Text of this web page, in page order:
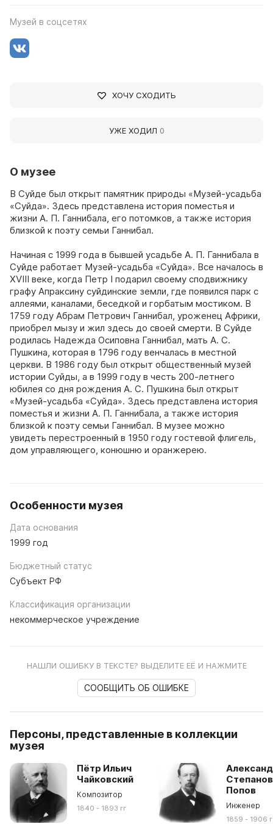
О музее
В Суйде был открыт памятник природы «Музей-усадьба
«Суйда». Здесь представлена история поместья и
жизни А. П. Ганнибала, его потомков, а также история
близкой к поэту семьи Ганнибал.
Начиная с 1999 года в бывшей усадьбе А. П. Ганнибала в
Суйде работает Музей-усадьба «Суйда». Все началось в
XVIII веке, когда Петр I подарил своему сподвижнику
графу Апраксину суйдинские земли, где появился парк с
аллеями, каналами, беседкой и горбатым мостиком. В
1759 году Абрам Петрович Ганнибал, уроженец Африки,
приобрел мызу и жил здесь до своей смерти. В Суйде
родилась Надежда Осиповна Ганнибал, мать А. С.
Пушкина, которая в 1796 году венчалась в местной
церкви. В 1986 году был открыт общественный музей
истории Суйды, а в 1999 году в честь 200-летнего
юбилея со дня рождения А. С. Пушкина был открыт
«Музей-усадьба «Суйда». Здесь представлена история
поместья и жизни А. П. Ганнибала, а также история
близкой к поэту семьи Ганнибал. В музее можно
увидеть перестроенный в 1950 году гостевой флигель,
дом управляющего, конюшню и оранжерею.
Особенности музея
Дата основания
1999 год
Бюджетный статус
Субъект РФ
Классификация организации
некоммерческое учреждение
НАШЛИ ОШИБКУ В ТЕКСТЕ? ВЫДЕЛИТЕ ЕЁ И НАЖМИТЕ
СООБЩИТЬ ОБ ОШИБКЕ
Персоны, представленные в коллекции
музея
Пётр Ильич
Чайковский
Композитор
1840 - 1893 гг
Попов
Инженер
1859 - 1906
Музей в соцсетях
ХОЧУ СХОДИТЬ
УЖЕ ХОДИЛ 0